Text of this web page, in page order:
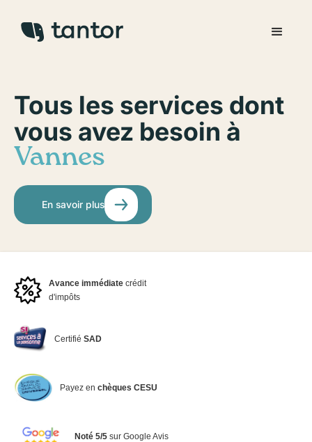
Tous les services dont
vous avez besoin à
Vannes
En savoir plus
Avance immédiate crédit
d'impôts
CertifiéSAD
Payez en chèques CESU
Noté 5/5sur Google Avis